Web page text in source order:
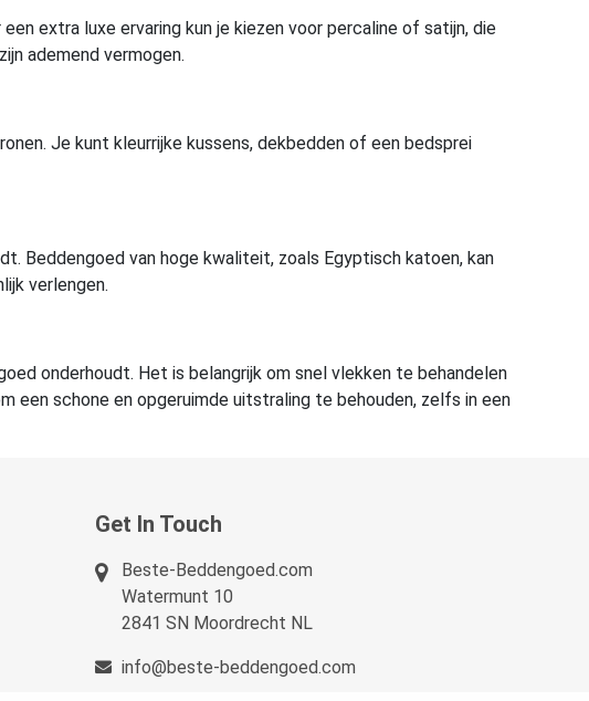
extra luxe ervaring kun je kiezen voor percaline of satijn, die
ademend vermogen.
Je kunt kleurrijke kussens, dekbedden of een bedsprei
Beddengoed van hoge kwaliteit, zoals Egyptisch katoen, kan
verlengen.
onderhoudt. Het is belangrijk om snel vlekken te behandelen
een schone en opgeruimde uitstraling te behouden, zelfs in een
Get In Touch
Beste-Beddengoed.com
Watermunt 10
2841 SN Moordrecht NL
info@beste-beddengoed.com